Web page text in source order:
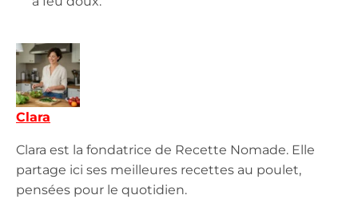
Clara
Clara est la fondatrice de Recette Nomade. Elle
partage ici ses meilleures recettes au poulet,
pensées pour le quotidien.